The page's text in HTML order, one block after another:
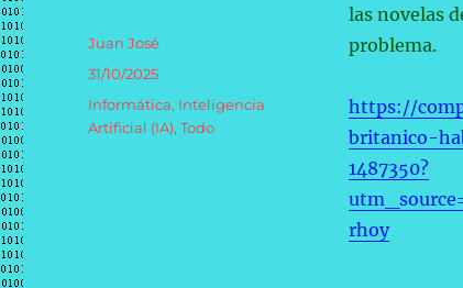
las novelas
problema.
https://
britanico-
1487350?
rhoy
Autor
Juan José
Publicado
31/10/2025
Categorías
Informática, Inteligencia
Artificial (IA),Todo